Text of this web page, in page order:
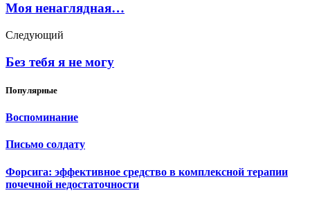
Моя ненаглядная…
Следующий
Без тебя я не могу
Популярные
Воспоминание
Письмо солдату
Форсига: эффективное средство в комплексной терапии
почечной недостаточности